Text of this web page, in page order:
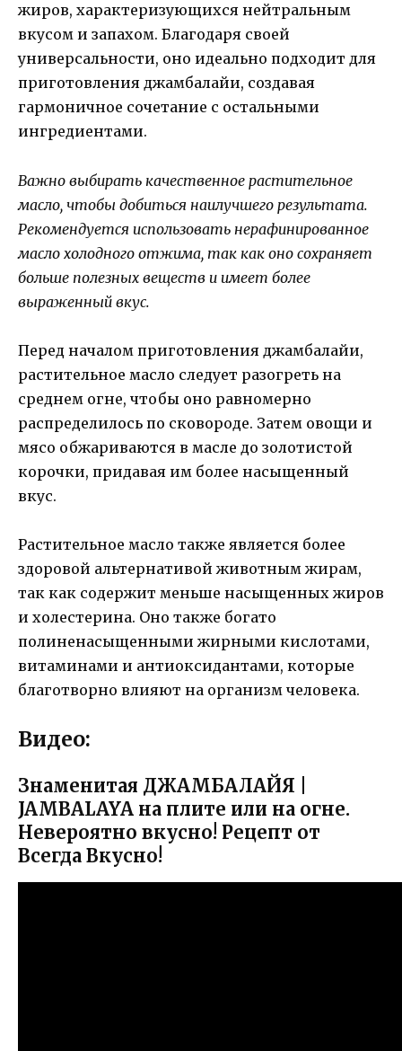
жиров, характеризующихся нейтральным
вкусом и запахом. Благодаря своей
универсальности, оно идеально подходит для
приготовления джамбалайи, создавая
гармоничное сочетание с остальными
ингредиентами.
Важно выбирать качественное растительное
масло, чтобы добиться наилучшего результата.
Рекомендуется использовать нерафинированное
масло холодного отжима, так как оно сохраняет
больше полезных веществ и имеет более
выраженный вкус.
Перед началом приготовления джамбалайи,
растительное масло следует разогреть на
среднем огне, чтобы оно равномерно
распределилось по сковороде. Затем овощи и
мясо обжариваются в масле до золотистой
корочки, придавая им более насыщенный
вкус.
Растительное масло также является более
здоровой альтернативой животным жирам,
так как содержит меньше насыщенных жиров
и холестерина. Оно также богато
полиненасыщенными жирными кислотами,
витаминами и антиоксидантами, которые
благотворно влияют на организм человека.
Видео:
Знаменитая ДЖАМБАЛАЙЯ |
JAMBALAYA на плите или на огне.
Невероятно вкусно! Рецепт от
Всегда Вкусно!